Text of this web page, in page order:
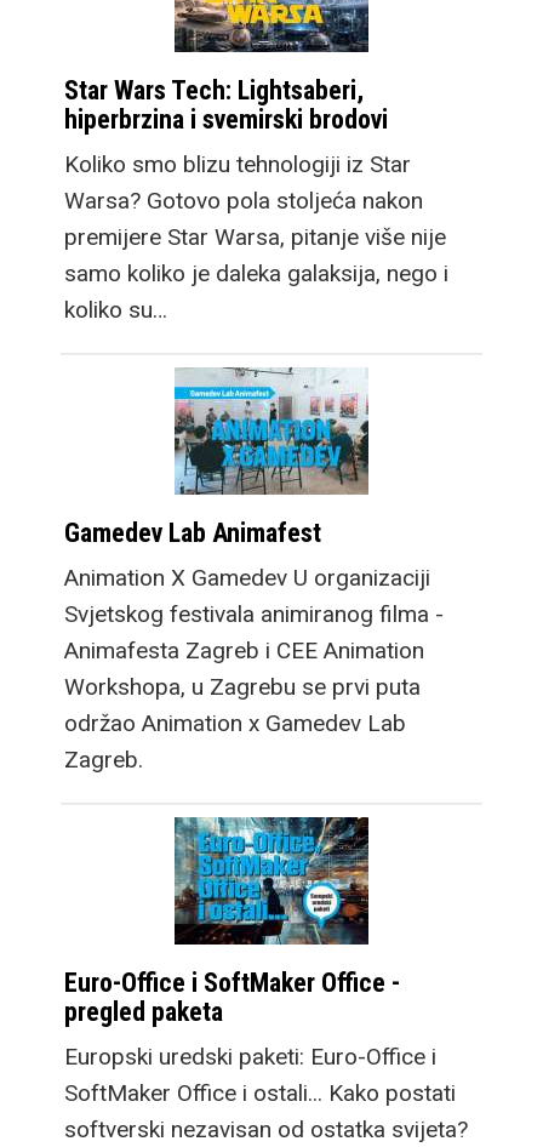
Star Wars Tech: Lightsaberi,
hiperbrzina i svemirski brodovi
Koliko smo blizu tehnologiji iz Star
Warsa? Gotovo pola stoljeća nakon
premijere Star Warsa, pitanje više nije
samo koliko je daleka galaksija, nego i
koliko su…
Gamedev Lab Animafest
Animation X Gamedev U organizaciji
Svjetskog festivala animiranog filma -
Animafesta Zagreb i CEE Animation
Workshopa, u Zagrebu se prvi puta
održao Animation x Gamedev Lab
Zagreb.
Euro-Office i SoftMaker Office -
pregled paketa
Europski uredski paketi: Euro-Office i
SoftMaker Office i ostali... Kako postati
softverski nezavisan od ostatka svijeta?